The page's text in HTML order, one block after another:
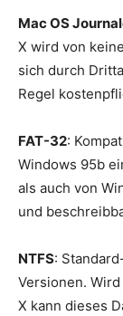
Mac OS
X wird von
sich durch
Regel
FAT-32:
Windows 95b
als auch von
und
NTFS:
Versionen.
X kann dieses